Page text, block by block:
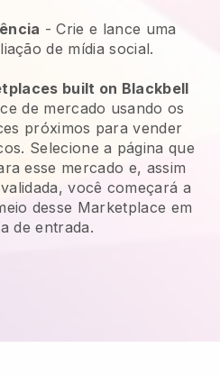
- Crie e lance uma
de mídia social.
built on Blackbell
de mercado usando os
próximos para vender
Selecione a página que
esse mercado e, assim
você começará a
desse Marketplace em
de entrada.